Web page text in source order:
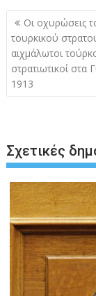
Πλοήγηση
άρθρων
Οι οχυρώσεις
τουρκικού
αιχμάλωτοι
στρατιωτικοί στα
1913
Σχετικές